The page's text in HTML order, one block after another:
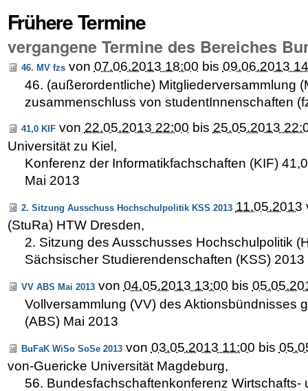
Frühere Termine
vergangene Termine des Bereiches
46. MV fzs von 07.06.2013 18:00 bis 09.06.2013
46. (außerordentliche) Mitgliederversammlung
zusammenschluss von studentInnenschaften
41,0 KIF von 22.05.2013 22:00 bis 25.05.2013
Universität zu Kiel ,
Konferenz der Informatikfachschaften (KIF)
Mai 2013
2. Sitzung Ausschuss Hochschulpolitik KSS 2013 11.05.2013
(StuRa) HTW Dresden,
2. Sitzung des Ausschusses Hochschulpolitik
Sächsischer Studierendenschaften (KSS) 2013
VV ABS Mai 2013 von 04.05.2013 13:00 bis
Vollversammlung (VV) des Aktionsbündnisses
(ABS) Mai 2013
BuFaK WiSo SoSe 2013 von 03.05.2013 11:00 bis
von-Guericke Universität Magdeburg,
56. Bundesfachschaftenkonferenz Wirtschafts-